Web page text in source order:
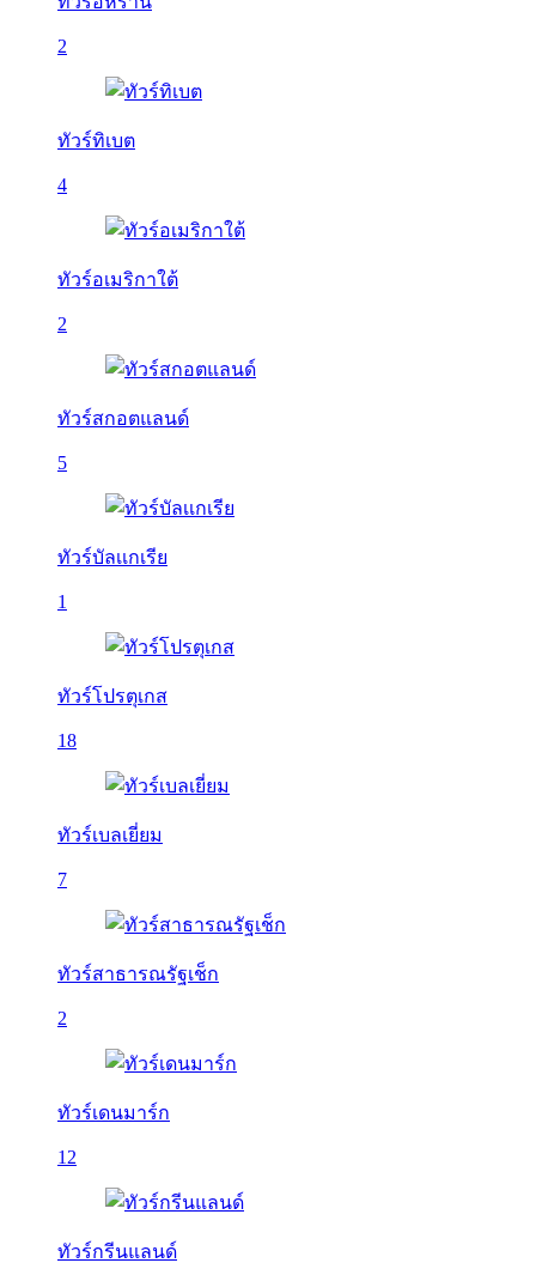
2
ทัวร์ทิเบต
4
ทัวร์อเมริกาใต้
2
ทัวร์สกอตแลนด์
5
ทัวร์บัลเเกเรีย
1
ทัวร์โปรตุเกส
18
ทัวร์เบลเยี่ยม
7
ทัวร์สาธารณรัฐเช็ก
2
ทัวร์เดนมาร์ก
12
ทัวร์กรีนแลนด์